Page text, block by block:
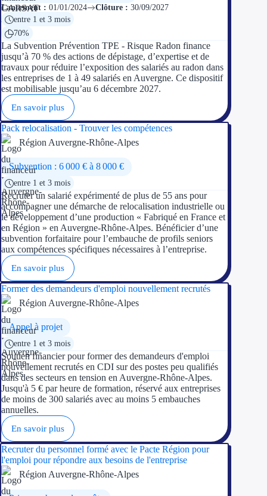
Par financeur
Aides
Solutions MAPi
Simulateur d'éligibilité
Trouvez des idées de
Quelles aides pour
Régions de A à H
Aides Région
Aides Région
Aides Région
Aides Région
Lancement : 01/01/2024 Clôture : 30/09/2027
entre 1 et 3 mois
70%
La Subvention Prévention TPE - Risque Radon finance
jusqu’à 70 % des actions de dépistage, d’expertise et de
travaux pour réduire l’exposition des salariés au radon dans
les entreprises de 1 à 49 salariés en Auvergne. Ce dispositif
est mobilisable jusqu’au 6 décembre 2027.
En savoir plus
Pack relocalisation - Trouver les compétences
Région Auvergne-Rhône-Alpes
Subvention : 6 000 € à 8 000 €
entre 1 et 3 mois
Recruter un salarié expérimenté de plus de 55 ans pour
accompagner une démarche de relocalisation industrielle ou
le développement d’une production « Fabriqué en France et
en Région » en Auvergne-Rhône-Alpes. Bénéficier d’une
subvention forfaitaire pour l’embauche de profils seniors
aux compétences spécifiques nécessaires à l’entreprise.
En savoir plus
Former des demandeurs d'emploi nouvellement recrutés
Région Auvergne-Rhône-Alpes
Appel à projet
entre 1 et 3 mois
Soutien financier pour former des demandeurs d'emploi
nouvellement recrutés en CDI sur des postes peu qualifiés
dans des secteurs en tension en Auvergne-Rhône-Alpes.
Jusqu'à 5 € par heure de formation, réservé aux entreprises
de moins de 300 salariés avec au moins 5 embauches
annuelles.
En savoir plus
Recruter du personnel formé avec le Pacte Région pour
l'emploi pour répondre aux besoins de l'entreprise
Région Auvergne-Rhône-Alpes